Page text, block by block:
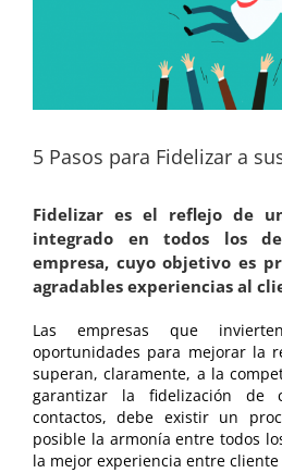
5 Pasos para Fidelizar a
Fidelizar es el reflejo de
integrado en todos los
empresa, cuyo objetivo es
agradables experiencias al
Las empresas que
oportunidades para mejorar la
superan, claramente, a la
garantizar la fidelización de
contactos, debe existir un
posible la armonía entre todos
la mejor experiencia entre